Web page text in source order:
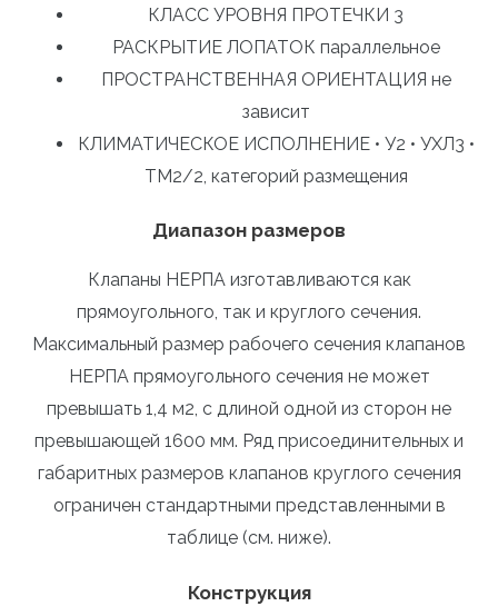
КЛАСС УРОВНЯ ПРОТЕЧКИ 3
РАСКРЫТИЕ ЛОПАТОК параллельное
ПРОСТРАНСТВЕННАЯ ОРИЕНТАЦИЯ не
зависит
КЛИМАТИЧЕСКОЕ ИСПОЛНЕНИЕ • У2 • УХЛ3 •
ТМ2/2, категорий размещения
Диапазон размеров
Клапаны НЕРПА изготавливаются как
прямоугольного, так и круглого сечения.
Максимальный размер рабочего сечения клапанов
НЕРПА прямоугольного сечения не может
превышать 1,4 м2, с длиной одной из сторон не
превышающей 1600 мм. Ряд присоединительных и
габаритных размеров клапанов круглого сечения
ограничен стандартными представленными в
таблице (см. ниже).
Конструкция